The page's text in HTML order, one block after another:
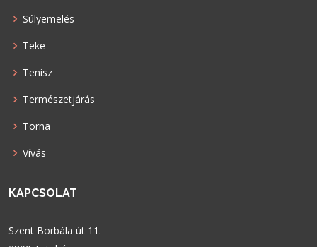
Súlyemelés
Teke
Tenisz
Természetjárás
Torna
Vívás
KAPCSOLAT
Szent Borbála út 11.